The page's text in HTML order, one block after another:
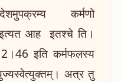
कर्मणो
इत्यत आह इतश्चे ति।
2।46 इति कर्मफलस्य
युज्यस्वेत्युक्तम्। अत्र तु